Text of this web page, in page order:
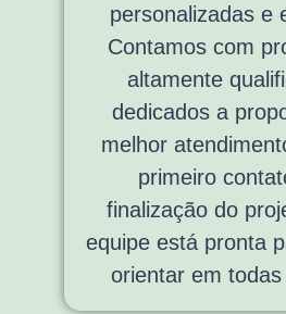
personalizadas e
Contamos com
altamente
dedicados a
melhor
primeiro
finalização do
equipe está pronta
orientar em